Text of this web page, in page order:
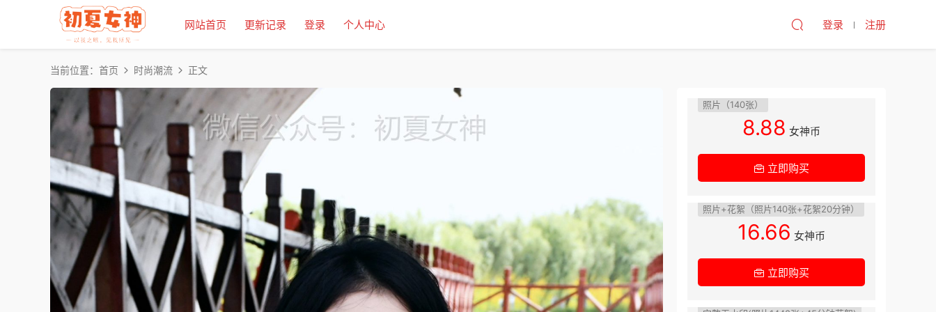
网站首页 更新记录 登录 个人中心 登录 注册
当前位置： 首页 时尚潮流 正文
照片（140张）
8.88 女神币
立即购买
照片+花絮（照片140张+花絮20分钟）
16.66 女神币
立即购买